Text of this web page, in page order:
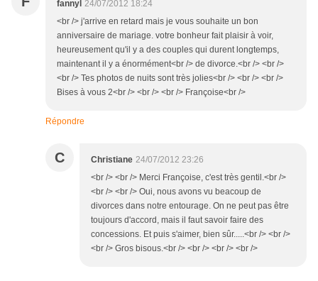
fannyl 24/07/2012 18:24
<br /> j'arrive en retard mais je vous souhaite un bon
anniversaire de mariage. votre bonheur fait plaisir à voir,
heureusement qu'il y a des couples qui durent longtemps,
maintenant il y a énormément<br /> de divorce.<br /> <br />
<br /> Tes photos de nuits sont très jolies<br /> <br /> <br />
Bises à vous 2<br /> <br /> <br /> Françoise<br />
Répondre
C Christiane 24/07/2012 23:26
<br /> <br /> Merci Françoise, c'est très gentil.<br />
<br /> <br /> Oui, nous avons vu beacoup de
divorces dans notre entourage. On ne peut pas être
toujours d'accord, mais il faut savoir faire des
concessions. Et puis s'aimer, bien sûr.....<br /> <br />
<br /> Gros bisous.<br /> <br /> <br /> <br />